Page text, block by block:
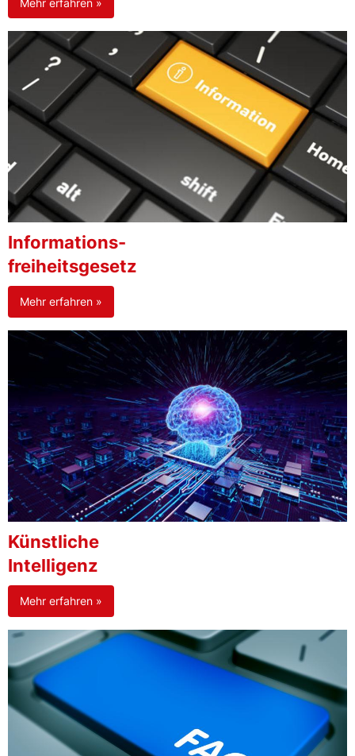
Informations-
freiheitsgesetz
Mehr erfahren »
Künstliche
Intelligenz
Mehr erfahren »